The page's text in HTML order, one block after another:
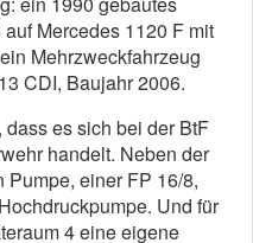
Mercedes 1120 F mit
Mehrzweckfahrzeug
CDI, Baujahr 2006.
es sich bei der BtF
handelt. Neben der
einer FP 16/8,
Und für
4 eine eigene